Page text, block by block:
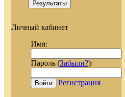
Личный кабинет
Имя:
Пароль (Забыли?):
Войти Регистрация